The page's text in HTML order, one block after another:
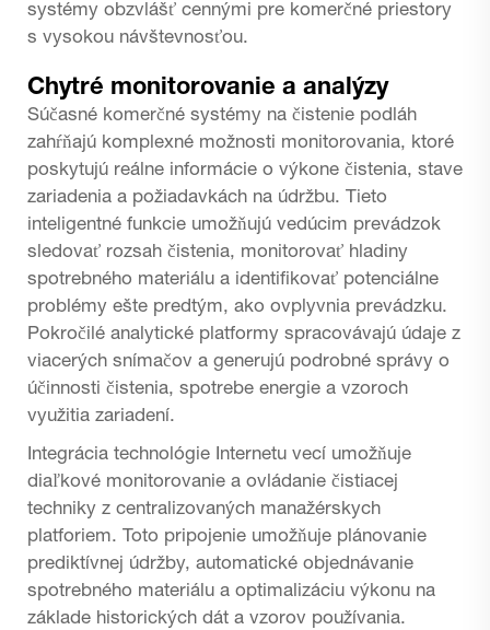
systémy obzvlášť cennými pre komerčné priestory
s vysokou návštevnosťou.
Chytré monitorovanie a analýzy
Súčasné komerčné systémy na čistenie podláh
zahŕňajú komplexné možnosti monitorovania, ktoré
poskytujú reálne informácie o výkone čistenia, stave
zariadenia a požiadavkách na údržbu. Tieto
inteligentné funkcie umožňujú vedúcim prevádzok
sledovať rozsah čistenia, monitorovať hladiny
spotrebného materiálu a identifikovať potenciálne
problémy ešte predtým, ako ovplyvnia prevádzku.
Pokročilé analytické platformy spracovávajú údaje z
viacerých snímačov a generujú podrobné správy o
účinnosti čistenia, spotrebe energie a vzoroch
využitia zariadení.
Integrácia technológie Internetu vecí umožňuje
diaľkové monitorovanie a ovládanie čistiacej
techniky z centralizovaných manažérskych
platforiem. Toto pripojenie umožňuje plánovanie
prediktívnej údržby, automatické objednávanie
spotrebného materiálu a optimalizáciu výkonu na
základe historických dát a vzorov používania.